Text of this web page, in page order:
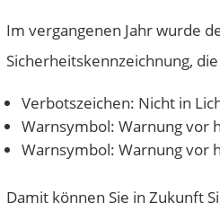
Im vergangenen Jahr wurde
Sicherheitskennzeichnung,
Verbotszeichen: Nicht in
Warnsymbol: Warnung vor
Warnsymbol: Warnung vor
Damit können Sie in Zukunft